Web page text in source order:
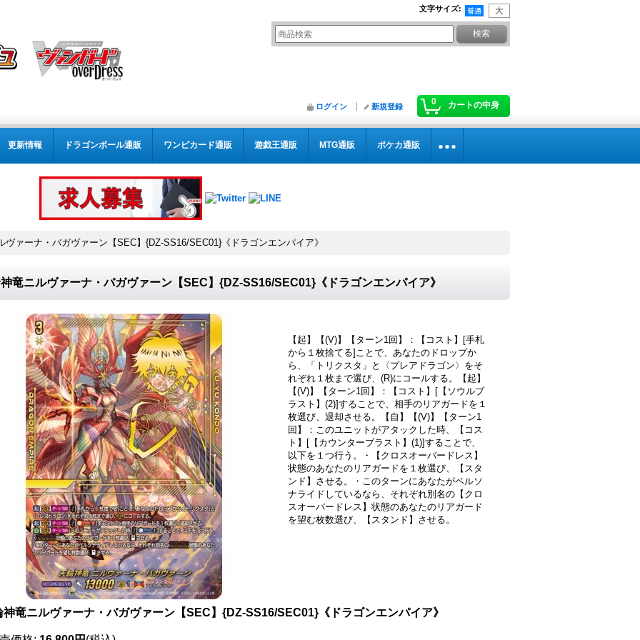
文字サイズ:
0 カートの中身
ログイン 新規登録
更新情報 ドラゴンボール通販 ワンピカード通販 遊戯王通販 MTG通販 ポケカ通販
ヴァーナ・バガヴァーン【SEC】{DZ-SS16/SEC01}《ドラゴンエンパイア》
竜ニルヴァーナ・バガヴァーン【SEC】{DZ-SS16/SEC01}《ドラゴンエンパイア》
【起】【(V)】【ターン1回】：【コスト】[手札
から１枚捨てる]ことで、あなたのドロップか
ら、「トリクスタ」と〈プレアドラゴン〉をそ
れぞれ１枚まで選び、(R)にコールする。【起】
【(V)】【ターン1回】：【コスト】[【ソウルブ
ラスト】(2)]することで、相手のリアガードを１
枚選び、退却させる。【自】【(V)】【ターン1
回】：このユニットがアタックした時、【コス
ト】[【カウンターブラスト】(1)]することで、
以下を１つ行う。・【クロスオーバードレス】
状態のあなたのリアガードを１枚選び、【スタ
ンド】させる。・このターンにあなたがペルソ
ナライドしているなら、それぞれ別名の【クロ
スオーバードレス】状態のあなたのリアガード
を望む枚数選び、【スタンド】させる。
神竜ニルヴァーナ・バガヴァーン【SEC】{DZ-SS16/SEC01}《ドラゴンエンパイア》